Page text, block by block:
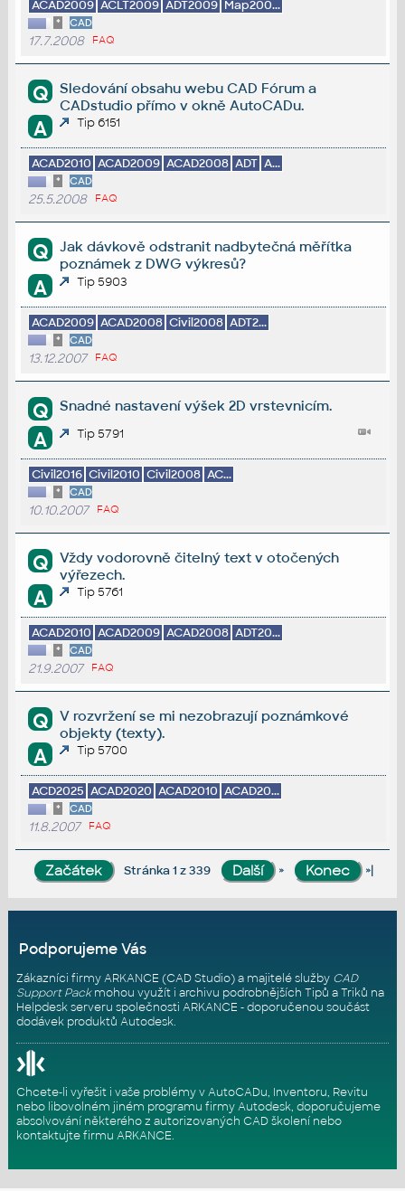
ACAD2009 ACLT2009 ADT2009 Map200...
* CAD
17.7.2008 FAQ
Q
Sledování obsahu webu CAD Fórum a
CADstudio přímo v okně AutoCADu.
A Tip 6151
ACAD2010 ACAD2009 ACAD2008 ADT A...
* CAD
25.5.2008 FAQ
Q
Jak dávkově odstranit nadbytečná měřítka
poznámek z DWG výkresů?
A Tip 5903
ACAD2009 ACAD2008 Civil2008 ADT2...
* CAD
13.12.2007 FAQ
Q Snadné nastavení výšek 2D vrstevnicím.
A Tip 5791
Civil2016 Civil2010 Civil2008 AC...
* CAD
10.10.2007 FAQ
Q
Vždy vodorovně čitelný text v otočených
výřezech.
A Tip 5761
ACAD2010 ACAD2009 ACAD2008 ADT20...
* CAD
21.9.2007 FAQ
Q
V rozvržení se mi nezobrazují poznámkové
objekty (texty).
A Tip 5700
ACD2025 ACAD2020 ACAD2010 ACAD20...
* CAD
11.8.2007 FAQ
Stránka 1 z 339 » »|
Podporujeme Vás
Zákazníci firmy ARKANCE (CAD Studio) a majitelé služby CAD
Support Packmohou využít i archivu podrobnějších Tipů a Triků na
Helpdesk serveru společnosti ARKANCE - doporučenou součást
dodávek produktů Autodesk.
Chcete-li vyřešit i vaše problémy v AutoCADu, Inventoru, Revitu
nebo libovolném jiném programu firmy Autodesk, doporučujeme
absolvování některého z autorizovaných CAD školenínebo
kontaktujte firmu ARKANCE.